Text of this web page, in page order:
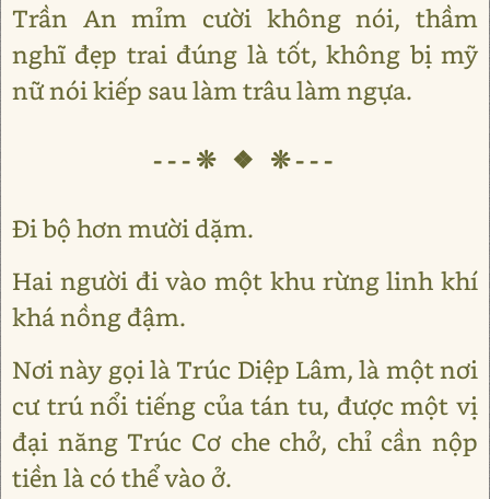
Trần An mỉm cười không nói, thầm
nghĩ đẹp trai đúng là tốt, không bị mỹ
nữ nói kiếp sau làm trâu làm ngựa.
---❊ ❖ ❊---
Đi bộ hơn mười dặm.
Hai người đi vào một khu rừng linh khí
khá nồng đậm.
Nơi này gọi là Trúc Diệp Lâm, là một nơi
cư trú nổi tiếng của tán tu, được một vị
đại năng Trúc Cơ che chở, chỉ cần nộp
tiền là có thể vào ở.